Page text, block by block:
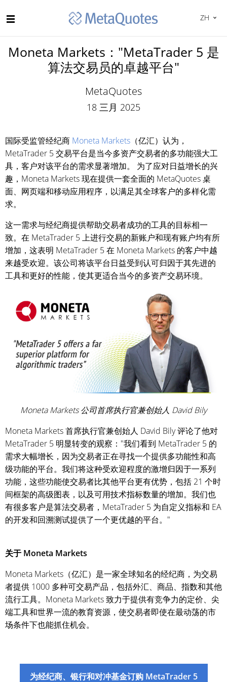
ZH
Moneta Markets："MetaTrader 5 是
算法交易员的卓越平台"
MetaQuotes
18 三月 2025
国际受监管经纪商 Moneta Markets （亿汇）认为，
MetaTrader 5 交易平台是当今多资产交易者的多功能强大工
具，客户对该平台的需求显著增加。 为了应对日益增长的兴
趣，Moneta Markets 现在提供一套全面的 MetaQuotes 桌
面、网页端和移动应用程序，以满足其全球客户的多样化需
求。
这一需求与经纪商提供帮助交易者成功的工具的目标相一
致。在 MetaTrader 5 上进行交易的新账户和现有账户均有所
增加，这表明 MetaTrader 5 在 Moneta Markets 的客户中越
来越受欢迎。该公司将该平台日益受到认可归因于其先进的
工具和更好的性能，使其更适合当今的多资产交易环境。
Moneta Markets 公司首席执行官兼创始人 David Bily
Moneta Markets 首席执行官兼创始人 David Bily 评论了他对
MetaTrader 5 明显转变的观察："我们看到 MetaTrader 5 的
需求大幅增长，因为交易者正在寻找一个提供多功能性和高
级功能的平台。我们将这种受欢迎程度的激增归因于一系列
功能，这些功能使交易者比其他平台更有优势，包括 21 个时
间框架的高级图表，以及可用技术指标数量的增加。我们也
有很多客户是算法交易者，MetaTrader 5 为自定义指标和 EA
的开发和回溯测试提供了一个更优越的平台。"
关于 Moneta Markets
Moneta Markets（亿汇）是一家全球知名的经纪商，为交易
者提供 1000 多种可交易产品，包括外汇、商品、指数和其他
流行工具。Moneta Markets 致力于提供有竞争力的定价、尖
端工具和世界一流的教育资源，使交易者即使在最动荡的市
场条件下也能抓住机会。
为经纪商、银行和对冲基金订购 MetaTrader 5